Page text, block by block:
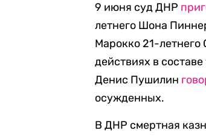
9 июня суд ДНР
летнего Шона
Марокко 21-летнего
действиях в
Денис Пушилин
осужденных.
В ДНР смертная